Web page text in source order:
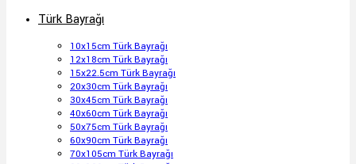
Türk Bayrağı
10x15cm Türk Bayrağı
12x18cm Türk Bayrağı
15x22.5cm Türk Bayrağı
20x30cm Türk Bayrağı
30x45cm Türk Bayrağı
40x60cm Türk Bayrağı
50x75cm Türk Bayrağı
60x90cm Türk Bayrağı
70x105cm Türk Bayrağı